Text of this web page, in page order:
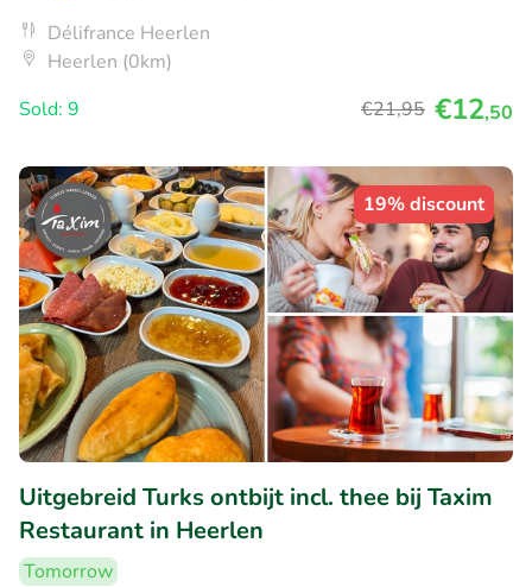
Délifrance Heerlen
Heerlen (0km)
Sold: 9
€21,95 €12,50
19% discount
Uitgebreid Turks ontbijt incl. thee bij Taxim
Restaurant in Heerlen
Tomorrow